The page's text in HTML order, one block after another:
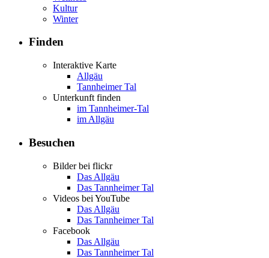
Kultur
Winter
Finden
Interaktive Karte
Allgäu
Tannheimer Tal
Unterkunft finden
im Tannheimer-Tal
im Allgäu
Besuchen
Bilder bei flickr
Das Allgäu
Das Tannheimer Tal
Videos bei YouTube
Das Allgäu
Das Tannheimer Tal
Facebook
Das Allgäu
Das Tannheimer Tal